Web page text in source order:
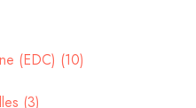
(EDC) (10)
(3)